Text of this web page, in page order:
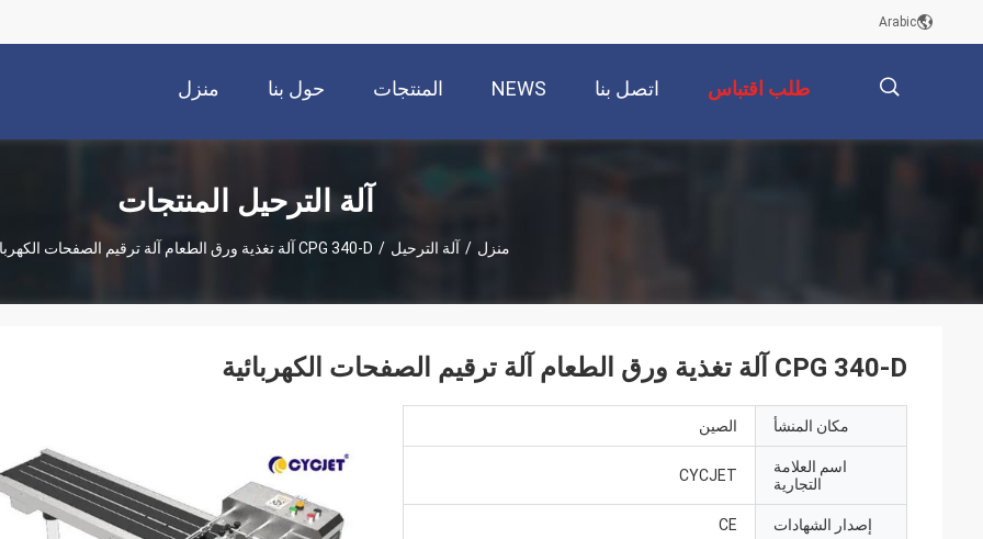
Arabic
منزل حول بنا المنتجات NEWS اتصل بنا طلب اقتباس
آلة الترحيل المنتجات
منزل / آلة الترحيل / CPG 340-D آلة تغذية ورق الطعام آلة ترقيم الصفحات الكهربائية
CPG 340-D آلة تغذية ورق الطعام آلة ترقيم الصفحات الكهربائية
مكان المنشأ الصين
اسم العلامة
التجارية
CYCJET
إصدار الشهادات CE